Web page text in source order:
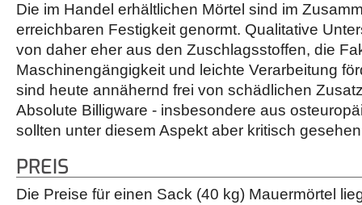
Die im Handel erhältlichen Mörtel sind im
erreichbaren Festigkeit genormt. Qualitative
von daher eher aus den Zuschlagsstoffen, die
Maschinengängigkeit und leichte Verarbeitung
sind heute annähernd frei von schädlichen
Absolute Billigware - insbesondere aus
sollten unter diesem Aspekt aber kritisch
PREIS
Die Preise für einen Sack (40 kg) Mauermörtel